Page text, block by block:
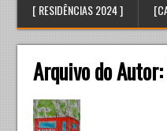
[ RESIDÊNCIAS 2024 ]
Arquivo do Autor: